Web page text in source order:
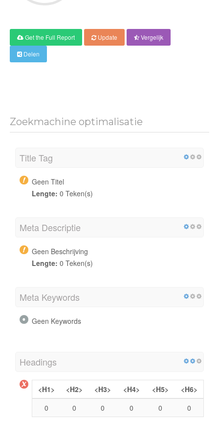
Get the Full Report Update
Vergelijk
Delen
Zoekmachine optimalisatie
Title Tag
Geen Titel
Lengte: 0 Teken(s)
Meta Descriptie
Geen Beschrijving
Lengte: 0 Teken(s)
Meta Keywords
Geen Keywords
Headings
<H1> <H2> <H3> <H4> <H5>
<H6>
0
0 0 0 0 0